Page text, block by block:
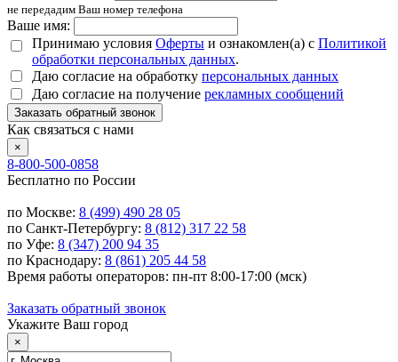
не передадим Ваш номер телефона
Ваше имя:
Принимаю условия Оферты и ознакомлен(а) с Политикой
обработки персональных данных.
Даю согласие на обработку персональных данных
Даю согласие на получение рекламных сообщений
Заказать обратный звонок
Как связаться с нами
×
8-800-500-0858
Бесплатно по России
по Москве: 8 (499) 490 28 05
по Санкт-Петербургу: 8 (812) 317 22 58
по Уфе: 8 (347) 200 94 35
по Краснодару: 8 (861) 205 44 58
Время работы операторов: пн-пт 8:00-17:00 (мск)
Заказать обратный звонок
Укажите Ваш город
×